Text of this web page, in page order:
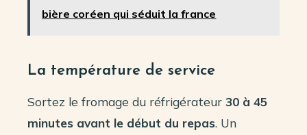
bière coréen qui séduit la france
La température de service
Sortez le fromage du réfrigérateur 30 à 45
minutes avant le début du repas. Un